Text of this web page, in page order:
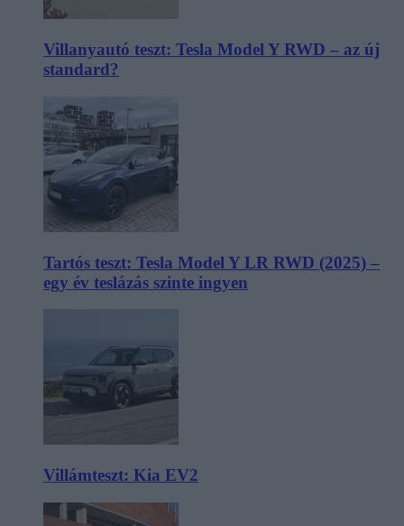
Villanyautó teszt: Tesla Model Y RWD – az új
standard?
Tartós teszt: Tesla Model Y LR RWD (2025) –
egy év teslázás szinte ingyen
Villámteszt: Kia EV2